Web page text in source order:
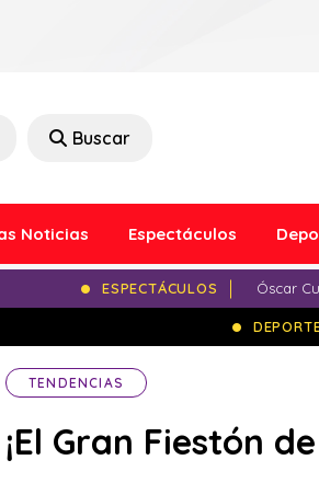
Buscar
Noticias Espectáculos
ESPECTÁCULOS Óscar
TENDENCIAS
¡El Gran Fiestón